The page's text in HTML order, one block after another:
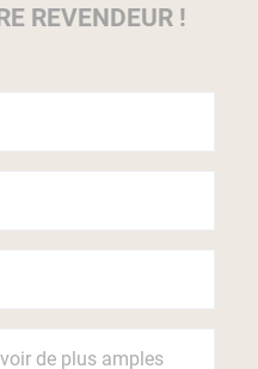
REVENDEUR !